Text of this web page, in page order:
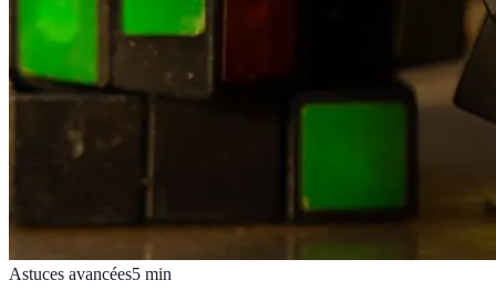
Astuces avancées5 min